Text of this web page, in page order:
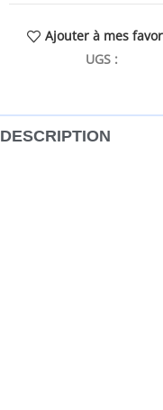
Ajouter à mes
UGS :
DESCRIPTION